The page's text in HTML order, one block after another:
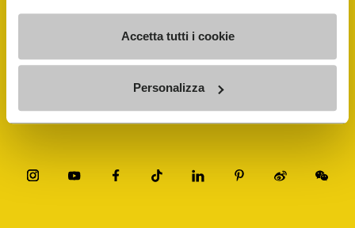
Accetta tutti i cookie
Personalizza
Trouver un cordonnier
Store Locator